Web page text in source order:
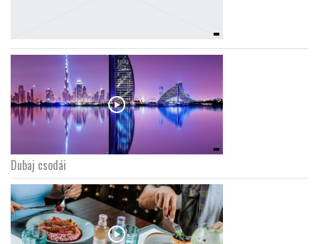
GLOBOZSARU
DOBRAVERO.HU
LATIMO.HU
GLOBOBOOK
Dubaj csodái